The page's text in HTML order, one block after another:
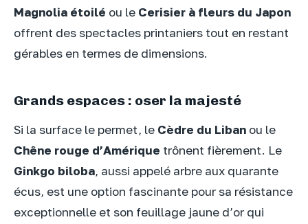
Magnolia étoilé ou le Cerisier à fleurs du Japon
offrent des spectacles printaniers tout en restant
gérables en termes de dimensions.
Grands espaces : oser la majesté
Si la surface le permet, le Cèdre du Liban ou le
Chêne rouge d’Amérique trônent fièrement. Le
Ginkgo biloba, aussi appelé arbre aux quarante
écus, est une option fascinante pour sa résistance
exceptionnelle et son feuillage jaune d’or qui